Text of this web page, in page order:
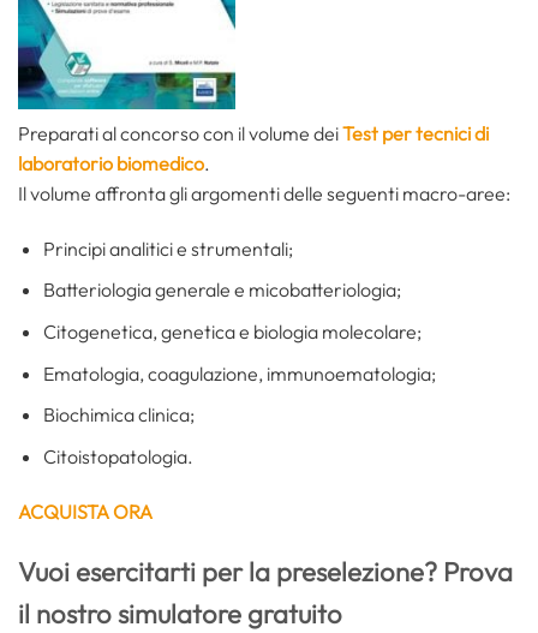
Preparati al concorso con il volume deiTest per tecnici di
laboratorio biomedico.
Il volume affronta gli argomenti delle seguenti macro-aree:
Principi analitici e strumentali;
Batteriologia generale e micobatteriologia;
Citogenetica, genetica e biologia molecolare;
Ematologia, coagulazione, immunoematologia;
Biochimica clinica;
Citoistopatologia.
ACQUISTA ORA
Vuoi esercitarti per la preselezione? Prova
il nostro simulatore gratuito